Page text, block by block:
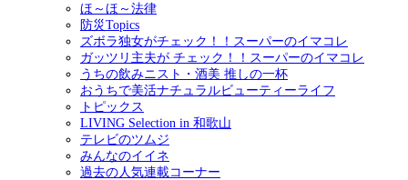
ほ～ほ～法律
防災Topics
ズボラ独女がチェック！！スーパーのイマコレ
ガッツリ主夫が チェック！！スーパーのイマコレ
うちの飲みニスト・酒美 推しの一杯
おうちで美活ナチュラルビューティーライフ
トピックス
LIVING Selection in 和歌山
テレビのツムジ
みんなのイイネ
過去の人気連載コーナー